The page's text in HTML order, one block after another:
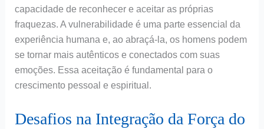
capacidade de reconhecer e aceitar as próprias
fraquezas. A vulnerabilidade é uma parte essencial da
experiência humana e, ao abraçá-la, os homens podem
se tornar mais autênticos e conectados com suas
emoções. Essa aceitação é fundamental para o
crescimento pessoal e espiritual.
Desafios na Integração da Força do